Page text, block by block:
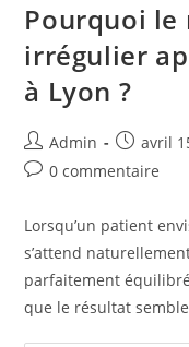
Pourquoi le
irrégulier
à Lyon ?
Auteur/autrice
de
Admin
publiée :
avril
Commentaires
la
publication :
0 commentaire
Lorsqu’un patient
s’attend
parfaitement
que le résultat